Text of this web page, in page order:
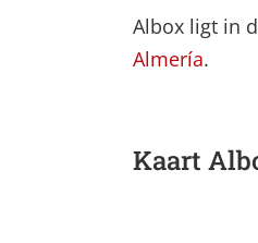
Albox ligt in
Almería.
Kaart